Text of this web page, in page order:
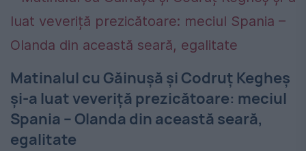
Matinalul cu Găinușă și Codruț Kegheș
și-a luat veveriță prezicătoare: meciul
Spania – Olanda din această seară,
egalitate